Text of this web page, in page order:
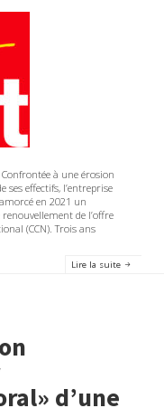
à une érosion
effectifs, l’entreprise
amorcé en 2021 un
de l’offre
(CCN). Trois ans
Lire la suite
d’une